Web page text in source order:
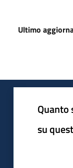
Ultimo
Quanto
su